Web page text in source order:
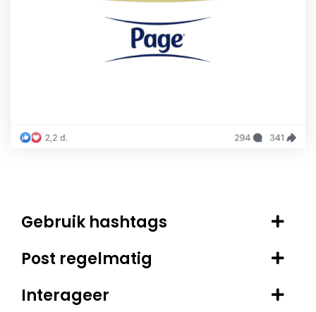
Gebruik hashtags
Post regelmatig
Interageer